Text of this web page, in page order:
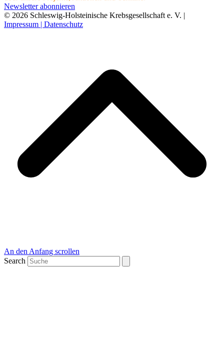
Newsletter abonnieren
© 2026 Schleswig-Holsteinische Krebsgesellschaft e. V. |
Impressum | Datenschutz
An den Anfang scrollen
Search